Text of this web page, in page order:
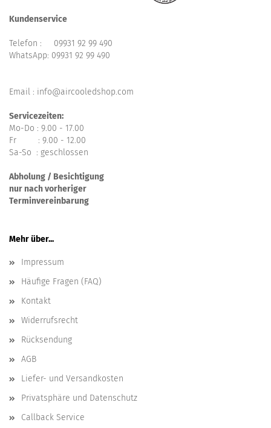
Kundenservice
Telefon : 09931 92 99 490
WhatsApp: 09931 92 99 490
Email : info@aircooledshop.com
Servicezeiten:
Mo-Do : 9.00 - 17.00
Fr : 9.00 - 12.00
Sa-So : geschlossen
Abholung / Besichtigung
nur nach vorheriger
Terminvereinbarung
Mehr über...
Impressum
Häufige Fragen (FAQ)
Kontakt
Widerrufsrecht
Rücksendung
AGB
Liefer- und Versandkosten
Privatsphäre und Datenschutz
Callback Service